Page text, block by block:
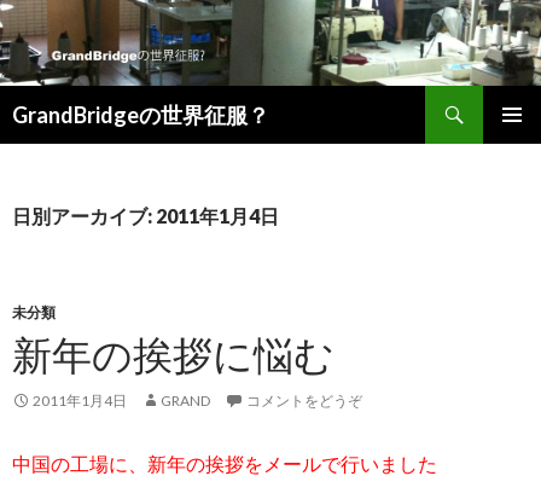
GrandBridgeの世界征服？
日別アーカイブ: 2011年1月4日
未分類
新年の挨拶に悩む
2011年1月4日 GRAND コメントをどうぞ
中国の工場に、新年の挨拶をメールで行いました